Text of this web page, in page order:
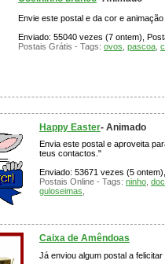
Envie este postal e da cor e
Enviado: 55040 vezes (7 ontem),
Postais Grátis - Tags: ovos pascoa
Happy Easter- Animado
Envia este postal e aproveita
teus contactos."
Enviado: 53671 vezes (5
Postais Online - Tags: ninho
guloseimas
Caixa de Amêndoas
Já enviou algum postal a